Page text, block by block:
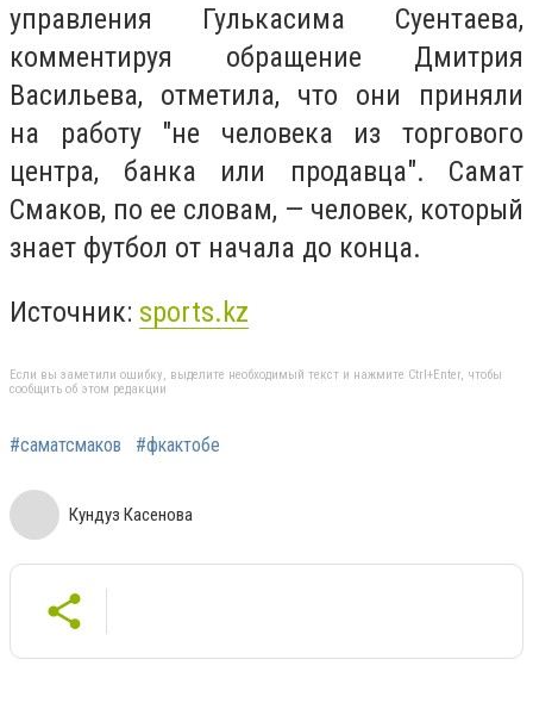
управления Гулькасима Суентаева,
комментируя обращение Дмитрия
Васильева, отметила, что они приняли
на работу "не человека из торгового
центра, банка или продавца". Самат
Смаков, по ее словам, — человек, который
знает футбол от начала до конца.
Источник: sports.kz
Если вы заметили ошибку, выделите необходимый текст и нажмите Ctrl+Enter, чтобы
сообщить об этом редакции
#саматсмаков #фкактобе
Кундуз Касенова